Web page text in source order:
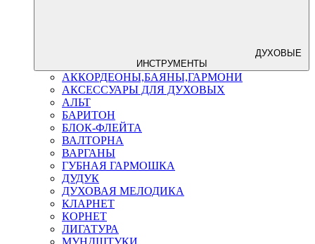
ДУХОВЫЕ
ИНСТРУМЕНТЫ
АККОРДЕОНЫ,БАЯНЫ,ГАРМОНИ
АКСЕССУАРЫ ДЛЯ ДУХОВЫХ
АЛЬТ
БАРИТОН
БЛОК-ФЛЕЙТА
ВАЛТОРНА
ВАРГАНЫ
ГУБНАЯ ГАРМОШКА
ДУДУК
ДУХОВАЯ МЕЛОДИКА
КЛАРНЕТ
КОРНЕТ
ЛИГАТУРА
МУНДШТУКИ